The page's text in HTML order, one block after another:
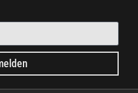
stekkers voor optimaal
balkon tijdens zonnige